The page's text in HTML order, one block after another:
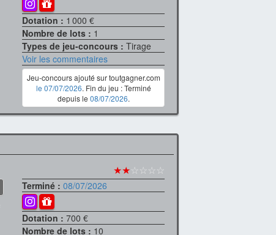
Dotation : 1 000 €
Nombre de lots : 1
Types de jeu-concours :Tirage
Voir les commentaires
Jeu-concours ajouté sur toutgagner.com
le 07/07/2026. Fin du jeu : Terminé
depuis le 08/07/2026.
★★☆☆☆☆
Terminé :08/07/2026
Dotation :700 €
Nombre de lots : 10